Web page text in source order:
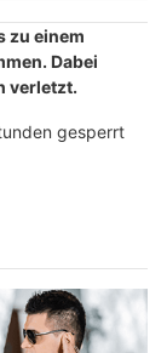
zu einem
Dabei
verletzt.
gesperrt